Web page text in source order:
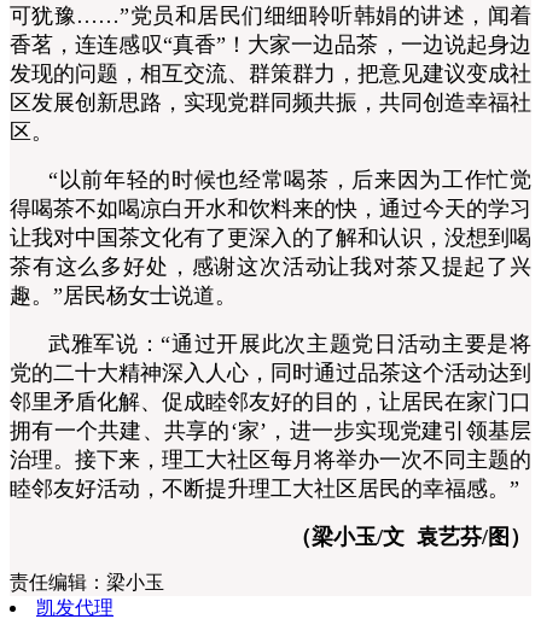
可犹豫……”党员和居民们细细聆听韩娟的讲述，闻着
香茗，连连感叹“真香”！大家一边品茶，一边说起身边
发现的问题，相互交流、群策群力，把意见建议变成社
区发展创新思路，实现党群同频共振，共同创造幸福社
区。
“以前年轻的时候也经常喝茶，后来因为工作忙觉
得喝茶不如喝凉白开水和饮料来的快，通过今天的学习
让我对中国茶文化有了更深入的了解和认识，没想到喝
茶有这么多好处，感谢这次活动让我对茶又提起了兴
趣。”居民杨女士说道。
武雅军说：“通过开展此次主题党日活动主要是将
党的二十大精神深入人心，同时通过品茶这个活动达到
邻里矛盾化解、促成睦邻友好的目的，让居民在家门口
拥有一个共建、共享的‘家’，进一步实现党建引领基层
治理。接下来，理工大社区每月将举办一次不同主题的
睦邻友好活动，不断提升理工大社区居民的幸福感。”
（梁小玉/文 袁艺芬/图）
责任编辑： 梁小玉
凯发代理